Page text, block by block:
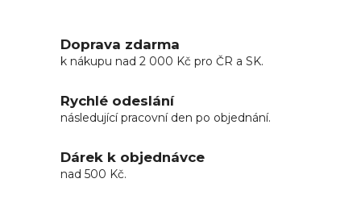
Doprava zdarma
k nákupu nad 2 000 Kč pro ČR a SK.
Rychlé odeslání
následující pracovní den po objednání.
Dárek k objednávce
nad 500 Kč.